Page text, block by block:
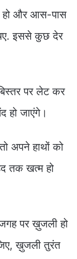
हो और आस-पास
इससे कुछ देर
पर लेट कर
हो जाएंगे।
अपने हाथों को
तक खत्म हो
पर ख़ुजली हो
ख़ुजली तुरंत